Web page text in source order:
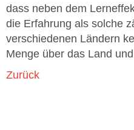
dass neben dem
die Erfahrung als solche
verschiedenen Ländern
Menge über das Land
Zurück